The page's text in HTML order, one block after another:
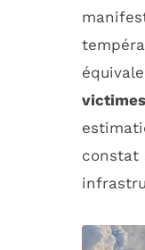
victimes
constat